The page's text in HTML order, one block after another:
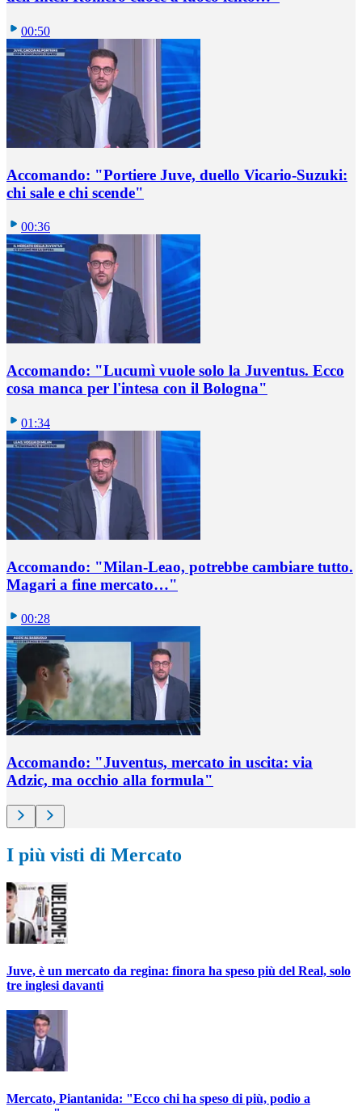
00:50
Accomando: "Portiere Juve, duello Vicario-Suzuki:
chi sale e chi scende"
00:36
Accomando: "Lucumì vuole solo la Juventus. Ecco
cosa manca per l'intesa con il Bologna"
01:34
Accomando: "Milan-Leao, potrebbe cambiare tutto.
Magari a fine mercato…"
00:28
Accomando: "Juventus, mercato in uscita: via
Adzic, ma occhio alla formula"
I più visti di Mercato
Juve, è un mercato da regina: finora ha speso più del Real, solo
tre inglesi davanti
Mercato, Piantanida: "Ecco chi ha speso di più, podio a